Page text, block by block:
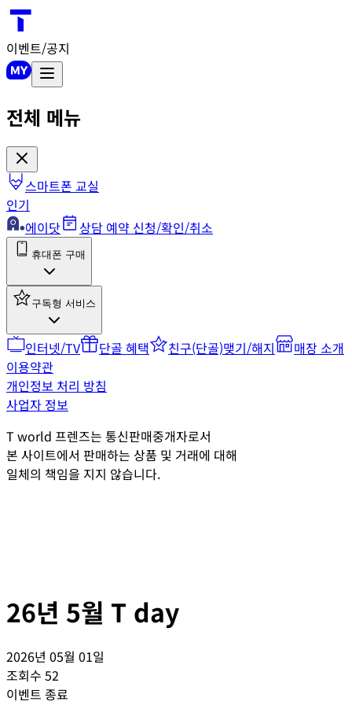
이벤트/공지
전체 메뉴
스마트폰 교실
인기
에이닷
상담 예약 신청/확인/취소
휴대폰 구매
구독형 서비스
인터넷/TV 단골 혜택 친구(단골)맺기/해지
매장 소개
이용약관
개인정보 처리 방침
사업자 정보
T world 프렌즈는 통신판매중개자로서
본 사이트에서 판매하는 상품 및 거래에 대해
일체의 책임을 지지 않습니다.
26년 5월 T day
2026년 05월 01일
조회수 52
이벤트 종료